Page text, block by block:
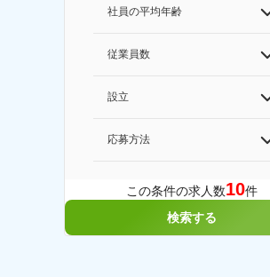
社員の平均年齢
従業員数
設立
応募方法
この条件の求人数10件
検索する